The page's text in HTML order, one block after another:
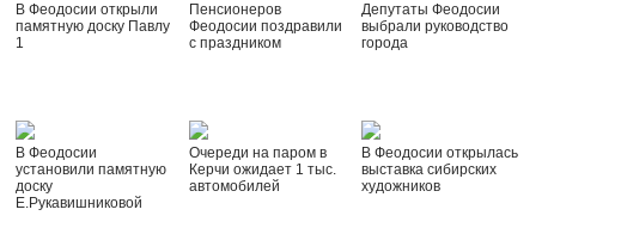
В Феодосии открыли
памятную доску Павлу
1
Пенсионеров
Феодосии поздравили
с праздником
Депутаты Феодосии
выбрали руководство
города
В Феодосии
установили памятную
доску
Е.Рукавишниковой
Очереди на паром в
Керчи ожидает 1 тыс.
автомобилей
В Феодосии открылась
выставка сибирских
художников